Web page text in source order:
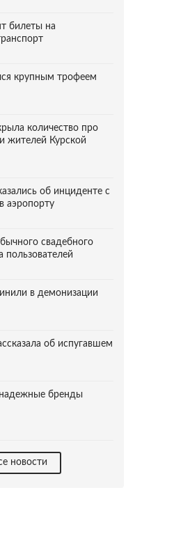
билеты на
крупным трофеем
количество про
жителей Курской
об инциденте с
аэропорту
свадебного
пользователей
в демонизации
об испугавшем
бренды
новости